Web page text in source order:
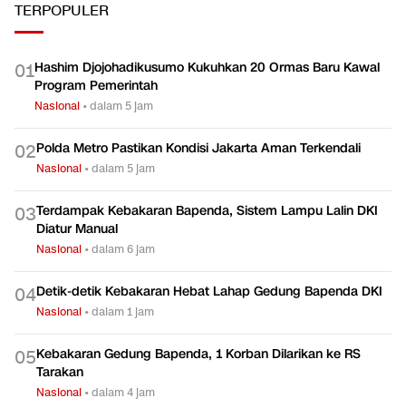
TERPOPULER
01Hashim Djojohadikusumo Kukuhkan 20 Ormas Baru Kawal
Program Pemerintah
Nasional •dalam 5 jam
02Polda Metro Pastikan Kondisi Jakarta Aman Terkendali
Nasional •dalam 5 jam
03Terdampak Kebakaran Bapenda, Sistem Lampu Lalin DKI
Diatur Manual
Nasional •dalam 6 jam
04Detik-detik Kebakaran Hebat Lahap Gedung Bapenda DKI
Nasional •dalam 1 jam
05Kebakaran Gedung Bapenda, 1 Korban Dilarikan ke RS
Tarakan
Nasional •dalam 4 jam